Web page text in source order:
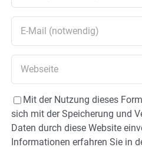
Mit der Nutzung dieses
sich mit der Speicherung und
Daten durch diese Website
Informationen erfahren Sie in